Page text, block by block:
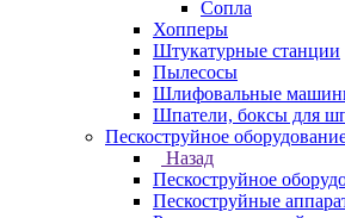
Сопла
Хопперы
Штукатурные станции
Пылесосы
Шлифовальные
Шпатели, боксы для
Пескоструйное
Назад
Пескоструйное
Пескоструйные